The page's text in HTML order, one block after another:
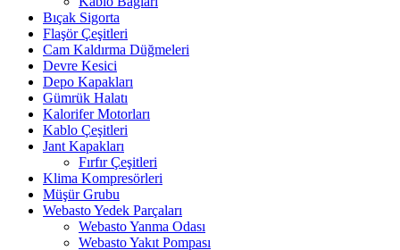
Bıçak Sigorta
Flaşör Çeşitleri
Cam Kaldırma Düğmeleri
Devre Kesici
Depo Kapakları
Gümrük Halatı
Kalorifer Motorları
Kablo Çeşitleri
Jant Kapakları
Fırfır Çeşitleri
Klima Kompresörleri
Müşür Grubu
Webasto Yedek Parçaları
Webasto Yanma Odası
Webasto Yakıt Pompası